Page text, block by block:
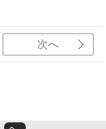
次へ